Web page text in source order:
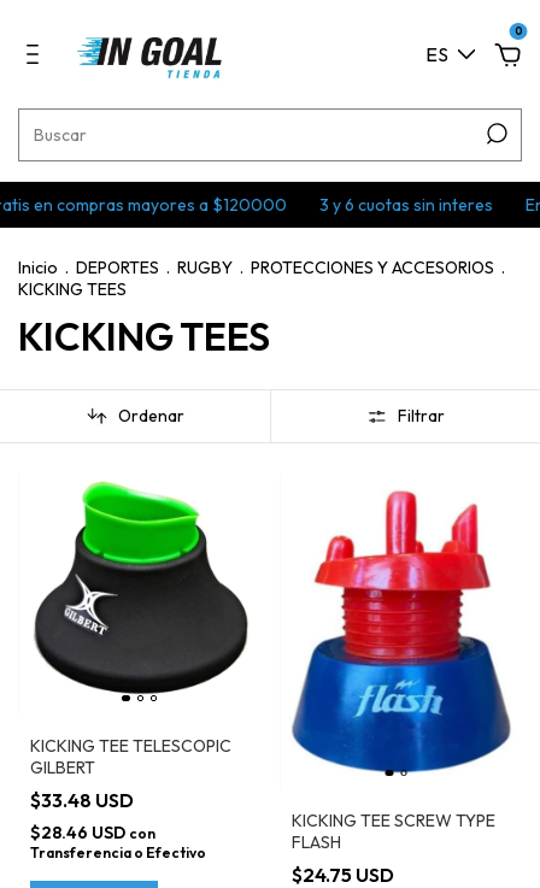
ES
0
en compras mayores a $120000 3 y 6 cuotas sin interes
Inicio . DEPORTES . RUGBY . PROTECCIONES Y ACCESORIOS .
KICKING TEES
KICKING TEES
Ordenar Filtrar
KICKING TEE TELESCOPIC
GILBERT
$33.48 USD
$28.46 USD con
Transferencia o Efectivo
KICKING TEE SCREW TYPE
FLASH
$24.75 USD